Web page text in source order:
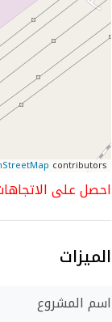
contributors
احصل على
الميزات
اسم المشروع